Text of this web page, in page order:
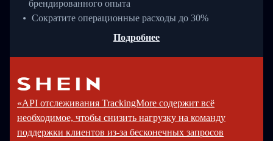
брендированного опыта
Сократите операционные расходы до 30%
Подробнее
«API отслеживания TrackingMore содержит всё
необходимое, чтобы снизить нагрузку на команду
поддержки клиентов из-за бесконечных запросов